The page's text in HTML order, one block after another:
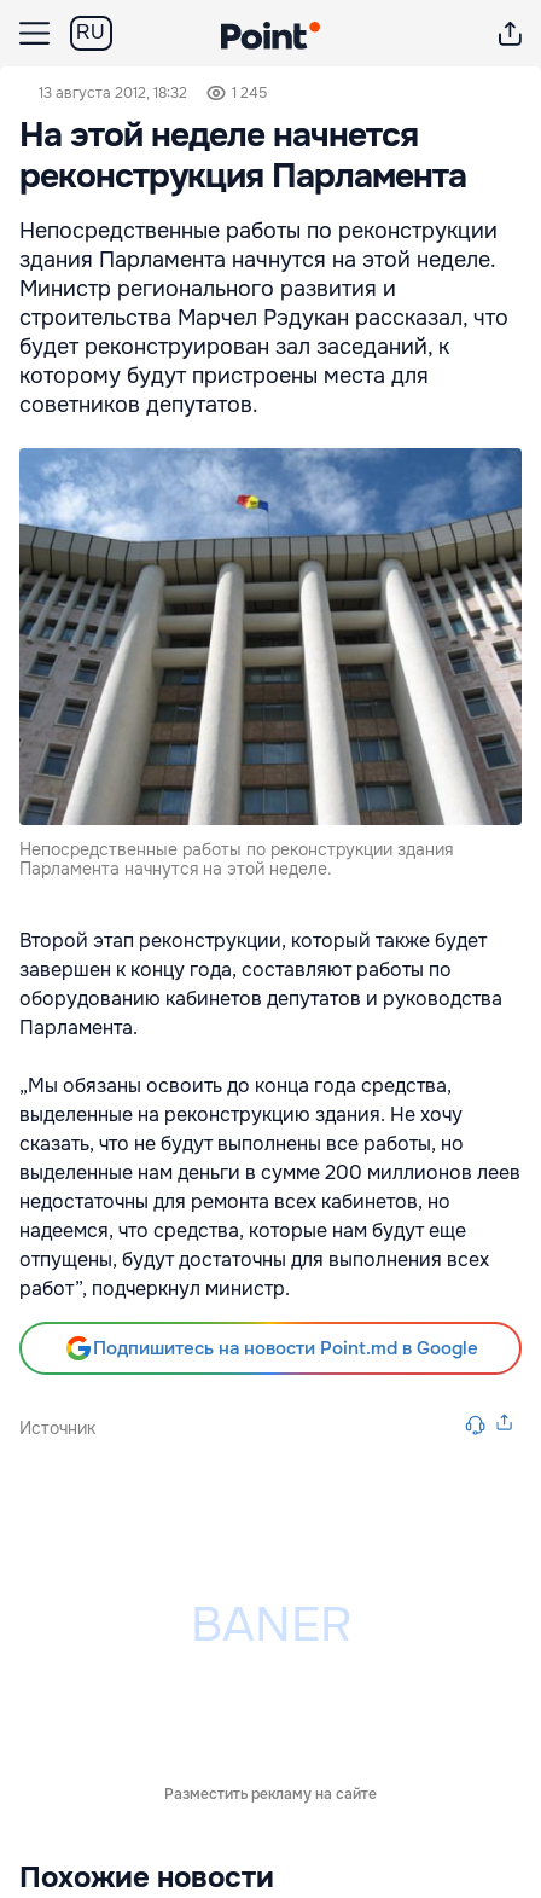
RU
13 августа 2012, 18:32 1 245
На этой неделе начнется
реконструкция Парламента
Непосредственные работы по реконструкции
здания Парламента начнутся на этой неделе.
Министр регионального развития и
строительства Марчел Рэдукан рассказал, что
будет реконструирован зал заседаний, к
которому будут пристроены места для
советников депутатов.
Непосредственные работы по реконструкции здания
Парламента начнутся на этой неделе.
Второй этап реконструкции, который также будет
завершен к концу года, составляют работы по
оборудованию кабинетов депутатов и руководства
Парламента.
„Мы обязаны освоить до конца года средства,
выделенные на реконструкцию здания. Не хочу
сказать, что не будут выполнены все работы, но
выделенные нам деньги в сумме 200 миллионов леев
недостаточны для ремонта всех кабинетов, но
надеемся, что средства, которые нам будут еще
отпущены, будут достаточны для выполнения всех
работ”, подчеркнул министр.
Подпишитесь на новости Point.md в Google
Источник
Разместить рекламу на сайте
Похожие новости